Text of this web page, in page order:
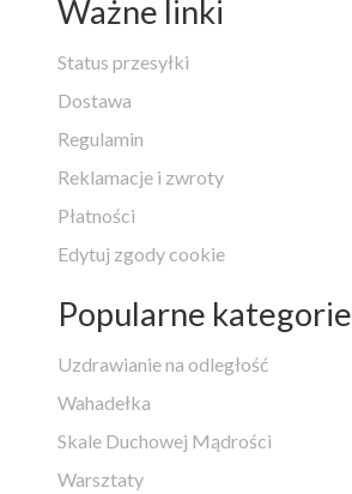
Ważne linki
Status przesyłki
Dostawa
Regulamin
Reklamacje i zwroty
Płatności
Edytuj zgody cookie
Popularne kategorie
Uzdrawianie na odległość
Wahadełka
Skale Duchowej Mądrości
Warsztaty